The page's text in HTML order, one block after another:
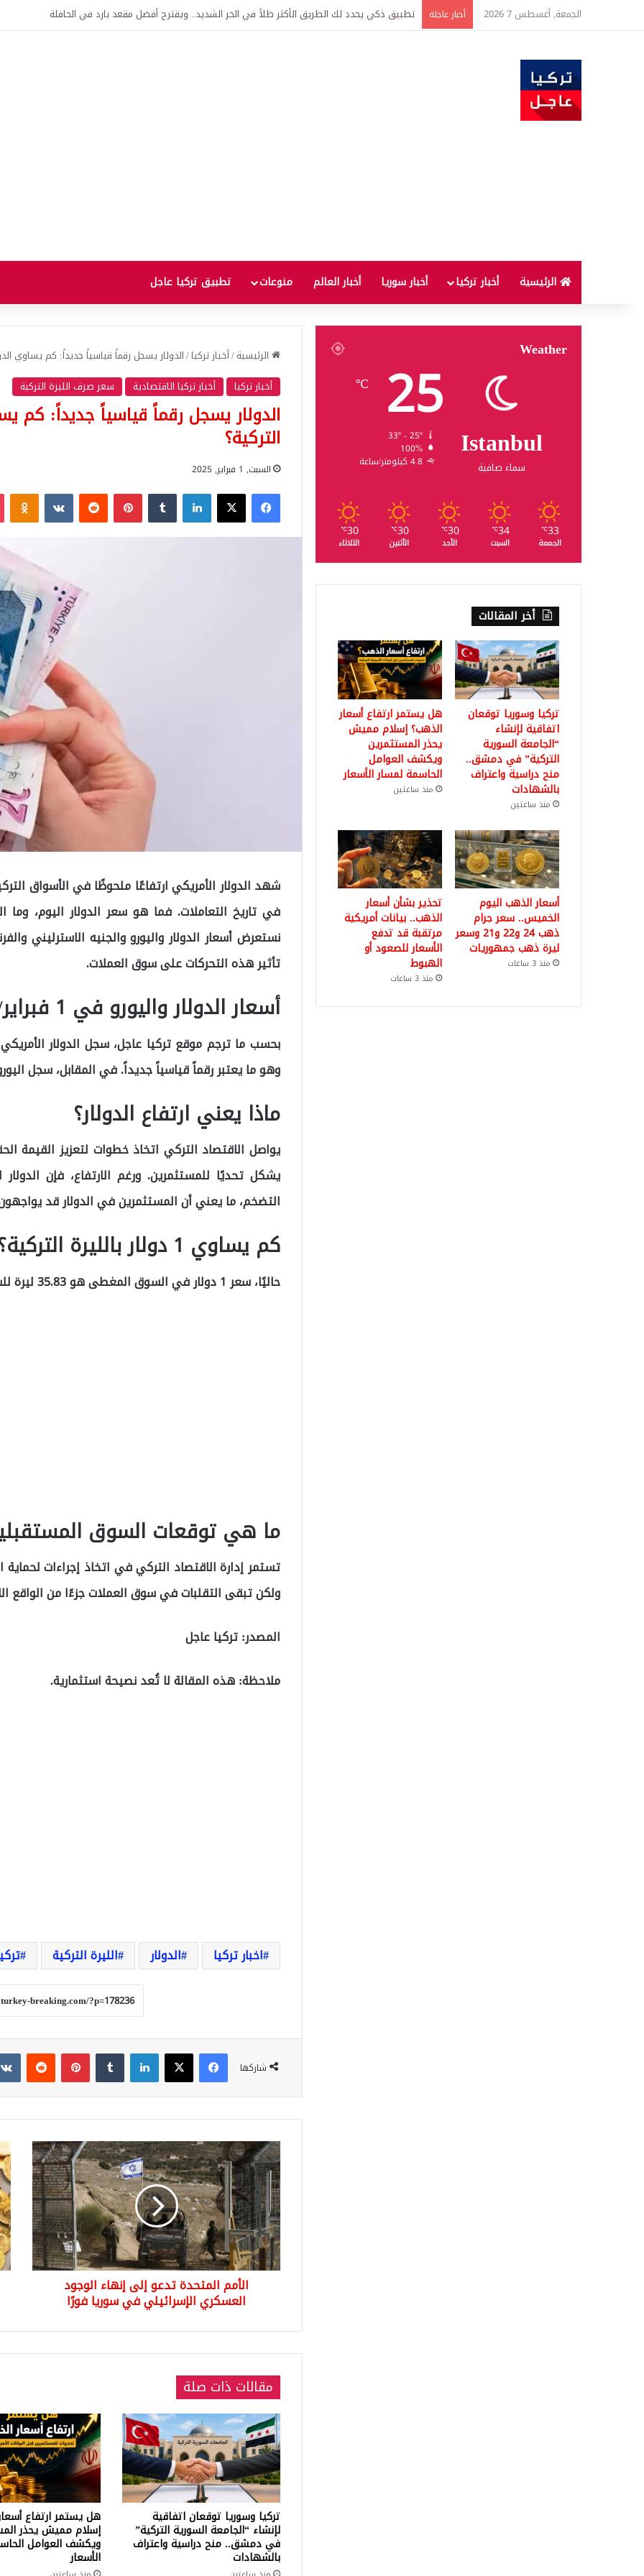
الجمعة, أغسطس 7 2026 أخبار عاجلة تركيا وسوريا توقعان اتفاقية لإنشاء “الجامعة السورية التركية” في دمشق.. منح دراسية واعتراف بالشهادات
الرئيسية أخبار تركيا أخبار سوريا أخبار العالم منوعات تطبيق تركيا عاجل
الرئيسية/أخبار تركيا/الدولار يسجل رقماً قياسياً جديداً: كم يساوي
أخبار تركيا
أخبار تركيا الاقتصادية سعر صرف الليرة التركية
الدولار يسجل رقماً قياسياً جديداً: كم
التركية؟
السبت, 1 فبراير, 2025
فيسبوك‫X لينكدإن بينتيريست
في تاريخ التعاملات. فما هو سعر الدولار اليوم،
تأثير هذه التحركات على سوق العملات.
أسعار الدولار واليورو في 1 فبراير/شباط 2025:
وهو ما يعتبر رقماً قياسياً جديداً. في المقابل، سجل اليورو انخفاضًا بنسبة
ماذا يعني ارتفاع الدولار؟
يواصل الاقتصاد التركي اتخاذ خطوات لتعزيز القيمة
يشكل تحديًا للمستثمرين. ورغم الارتفاع، فإن
التضخم، ما يعني أن المستثمرين في الدولار قد
كم يساوي 1 دولار بالليرة التركية؟
حاليًا، سعر 1 دولار في السوق المغطى هو 35.83 ليرة للشراء و 35.87 ليرة للبيع.
ما هي توقعات السوق
تستمر إدارة الاقتصاد التركي في اتخاذ إجراءات لحماية
ولكن تبقى التقلبات في سوق العملات جزءًا من الواقع
المصدر: تركيا عاجل
ملاحظة: هذه المقالة لا تُعد نصيحة استثمارية.
اخبار تركيا الدولار الليرة التركية
شاركها
فيسبوك‫X لينكدإن بينتيريست
الأمم
المتحدة
تدعو
إلى
إنهاء
الوجود
العسكري
الإسرائيلي
في
الأمم المتحدة تدعو إلى إنهاء الوجود
العسكري الإسرائيلي في سوريا فورًا
مقالات ذات صلة
تركيا وسوريا توقعان اتفاقية
لإنشاء “الجامعة السورية التركية”
في دمشق.. منح دراسية واعتراف
بالشهادات
هل يستمر ارتفاع
إسلام مميش يحذر
ويكشف العوامل
الأسعار
Weather
Istanbul
سماء صافية
25
℃
33º - 25º
100%
4.8 كيلومتر/ساعة
33
℃
الجمعة
34
℃
السبت
30
℃
الأحد
30
℃
الأثنين
30
℃
الثلاثاء
أخر المقالات
تركيا وسوريا توقعان
اتفاقية لإنشاء
“الجامعة السورية
التركية” في دمشق..
منح دراسية واعتراف
بالشهادات
منذ ساعتين
هل يستمر ارتفاع أسعار
الذهب؟ إسلام مميش
يحذر المستثمرين
ويكشف العوامل
الحاسمة لمسار الأسعار
منذ ساعتين
أسعار الذهب اليوم
الخميس.. سعر جرام
ذهب 24 و22 و21 وسعر
ليرة ذهب جمهوريات
منذ 3 ساعات
تحذير بشأن أسعار
الذهب.. بيانات أمريكية
مرتقبة قد تدفع
الأسعار للصعود أو
الهبوط
منذ 3 ساعات